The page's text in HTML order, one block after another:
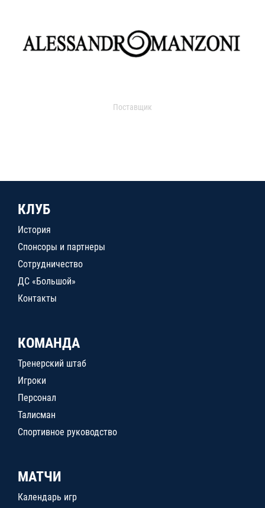
Поставщик
КЛУБ
История
Спонсоры и партнеры
Сотрудничество
ДС «Большой»
Контакты
КОМАНДА
Тренерский штаб
Игроки
Персонал
Талисман
Спортивное руководство
МАТЧИ
Календарь игр